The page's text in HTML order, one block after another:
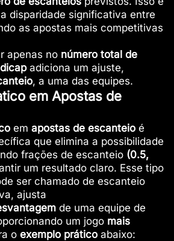
disparidade significativa entre
as apostas mais competitivas
apenas no número total de
adiciona um ajuste,
, a uma das equipes.
em Apostas de
em apostas de escanteioé
que elimina a possibilidade
frações de escanteio (0.5,
um resultado claro. Esse tipo
ser chamado de escanteio
ajusta
de uma equipe de
um jogo mais
o exemplo prático abaixo: